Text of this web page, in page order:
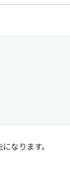
なります。